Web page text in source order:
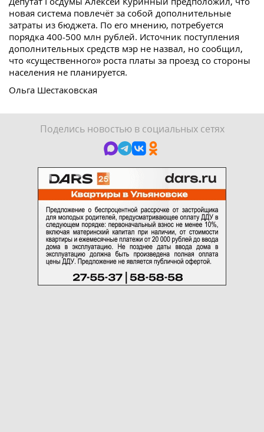
новая система повлечёт за собой дополнительные
затраты из бюджета. По его мнению, потребуется
порядка 400-500 млн рублей. Источник поступления
дополнительных средств мэр не назвал, но сообщил,
что «существенного» роста платы за проезд со стороны
населения не планируется.
Ольга Шестаковская
Поделись новостью в социальных сетях